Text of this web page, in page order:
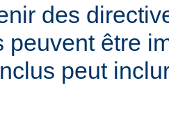
des
peuvent être
peut